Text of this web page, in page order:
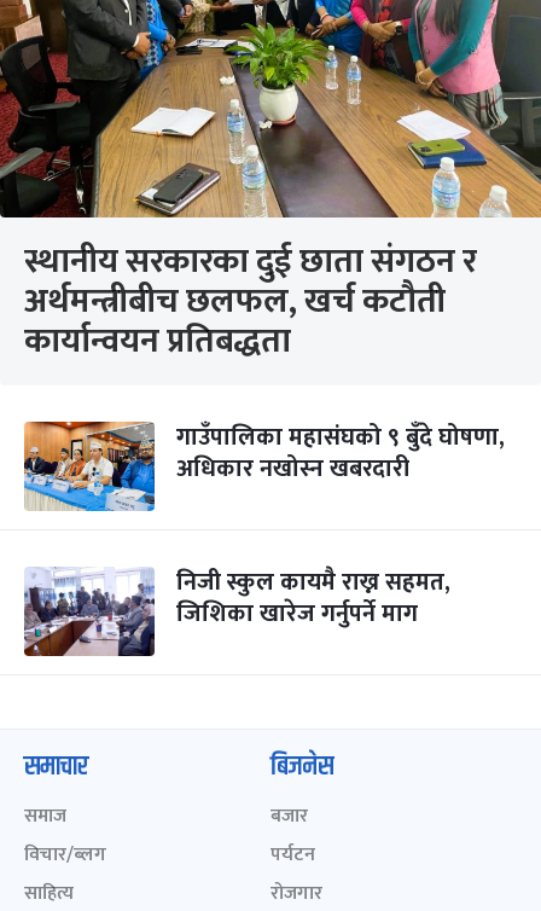
स्थानीय सरकारका दुई छाता संगठन र
अर्थमन्त्रीबीच छलफल, खर्च कटौती
कार्यान्वयन प्रतिबद्धता
गाउँपालिका महासंघको ९ बुँदे घोषणा,
अधिकार नखोस्न खबरदारी
निजी स्कुल कायमै राख्न सहमत,
जिशिका खारेज गर्नुपर्ने माग
समाचार
समाज
विचार/ब्लग
साहित्य
बिजनेस
बजार
पर्यटन
रोजगार